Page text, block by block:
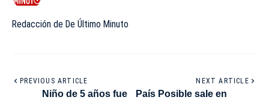
Redacción de De Último Minuto
PREVIOUS ARTICLE
Niño de 5 años fue
NEXT ARTICLE
País Posible sale en